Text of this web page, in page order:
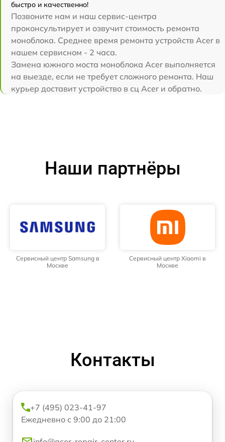
быстро и качественно!
Позвоните нам и наш сервис-центра
проконсультирует и озвучит стоимость ремонта
моноблока. Среднее время ремонта устройств Acer в
нашем сервисном - 2 часа.
Замена южного моста моноблока Acer выполняется
на выезде, если не требует сложного ремонта. Наш
курьер доставит устройство в сц Acer и обратно.
Наши партнёры
Сервисный центр Samsung в
Москве
Сервисный центр Xiaomi в
Москве
Контакты
+7 (495) 023-41-97
Ежедневно с 9:00 до 21:00